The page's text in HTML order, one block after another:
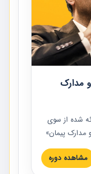
مدارک
شده از سوی
مدارک پیمان»
این آموزش
بندی اسناد
مشاهده دوره